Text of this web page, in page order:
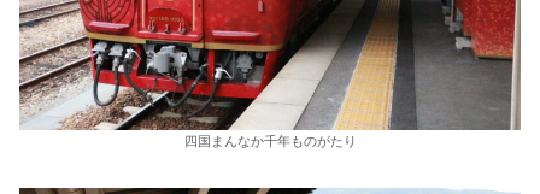
四国まんなか千年ものがたり